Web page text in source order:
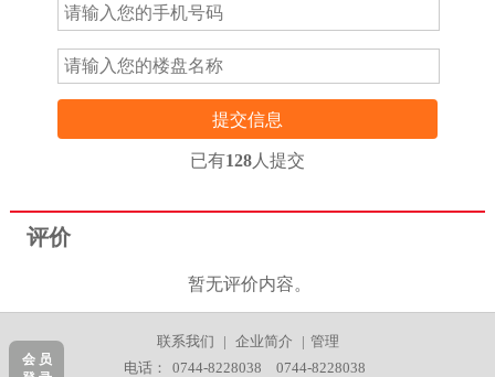
提交信息
已有128人提交
评价
暂无评价内容。
联系我们 | 企业简介 | 管理
电话：
0744-8228038 0744-8228038
会 员